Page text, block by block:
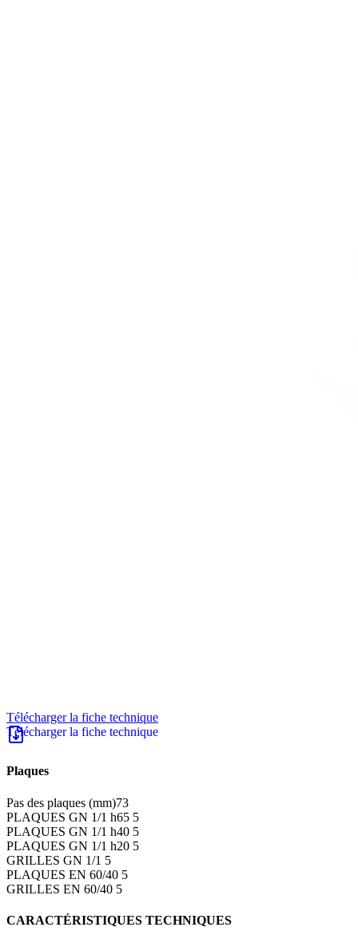
Télécharger la fiche technique
Plaques
Pas des plaques (mm)73
PLAQUES GN 1/1 h65 5
PLAQUES GN 1/1 h40 5
PLAQUES GN 1/1 h20 5
GRILLES GN 1/1 5
PLAQUES EN 60/40 5
GRILLES EN 60/40 5
CARACTÉRISTIQUES TECHNIQUES